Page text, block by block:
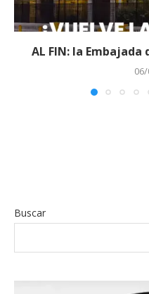
AL FIN: la Embajada
Buscar